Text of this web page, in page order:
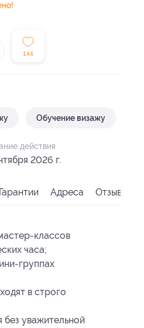
144
Обучение визажу
действия
2026 г.
Гарантии Адреса Отзывы
классов
часа;
группах
в строго
уважительной